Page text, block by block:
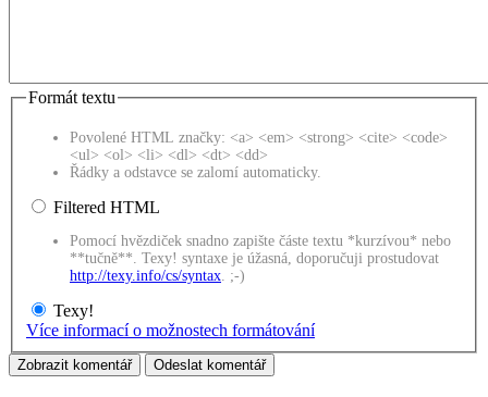
Formát textu
Povolené HTML značky: <a> <em> <strong> <cite> <code>
<ul> <ol> <li> <dl> <dt> <dd>
Řádky a odstavce se zalomí automaticky.
Filtered HTML
Pomocí hvězdiček snadno zapište částe textu *kurzívou* nebo
**tučně**. Texy! syntaxe je úžasná, doporučuji prostudovat
http://texy.info/cs/syntax . ;-)
Texy!
Více informací o možnostech formátování